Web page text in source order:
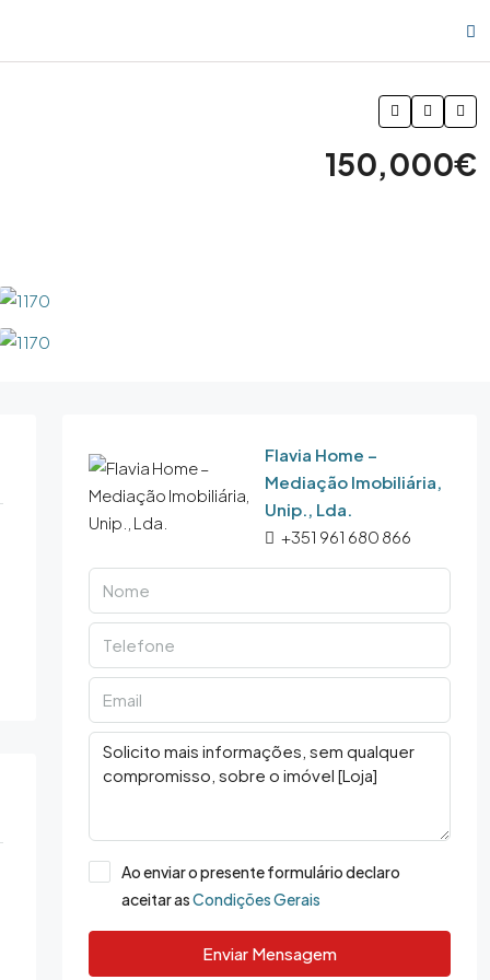
150,000€
Flavia Home –
Mediação Imobiliária,
Unip., Lda.
+351 961 680 866
Ao enviar o presente formulário declaro
aceitar asCondições Gerais
Enviar Mensagem